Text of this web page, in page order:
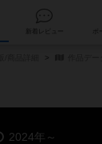
ース
2024年～